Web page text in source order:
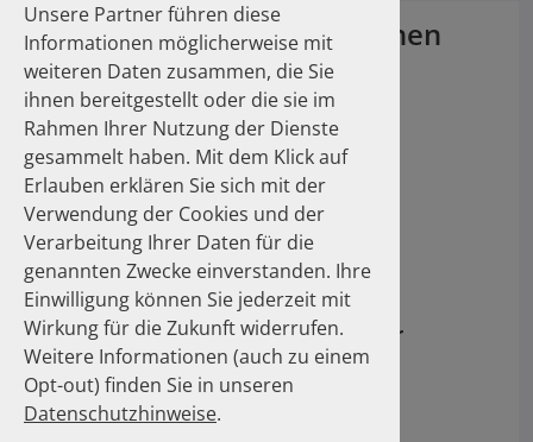
DAPI-Mitgliedsorganisationen
Landesapothekerkammern
Landesapothekerkammer Baden-
Württemberg
www.lak-bw.de
Bayerische Landesapothekerkammer
www.blak.de
Unsere Partner führen diese
Informationen möglicherweise mit
weiteren Daten zusammen, die Sie
ihnen bereitgestellt oder die sie im
Rahmen Ihrer Nutzung der Dienste
gesammelt haben. Mit dem Klick auf
Erlauben erklären Sie sich mit der
Verwendung der Cookies und der
Verarbeitung Ihrer Daten für die
genannten Zwecke einverstanden. Ihre
Einwilligung können Sie jederzeit mit
Wirkung für die Zukunft widerrufen.
Weitere Informationen (auch zu einem
Opt-out) finden Sie in unseren
Datenschutzhinweise.